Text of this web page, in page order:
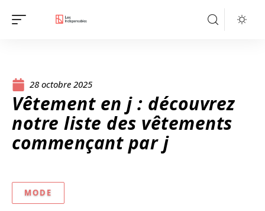
28 octobre 2025
Vêtement en j : découvrez
notre liste des vêtements
commençant par j
MODE